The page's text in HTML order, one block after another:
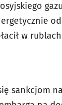
w
sankcjom